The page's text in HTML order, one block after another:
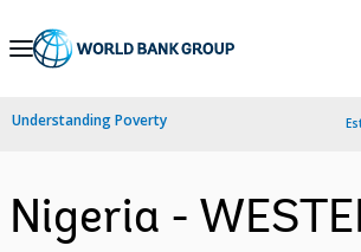
Skip
Navigation
Understanding Poverty
Nigeria -